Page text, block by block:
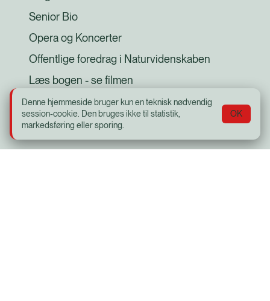
Senior Bio
Opera og Koncerter
Offentlige foredrag i Naturvidenskaben
Læs bogen - se filmen
Med skolen i biografen (MSIB)
Plakat til køleskabet
Denne hjemmeside bruger kun en teknisk nødvendig
session-cookie. Den bruges ikke til statistik,
markedsføring eller sporing.
OK